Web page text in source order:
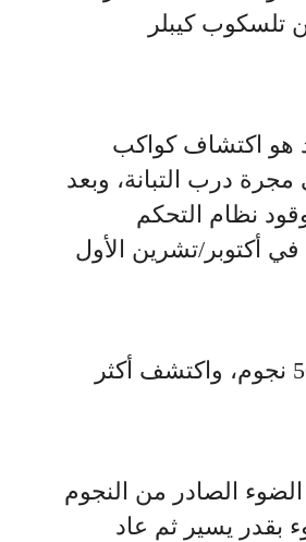
تلسكوب كيبلر
2009 بهدف واحد هو اكتشاف كواكب
درب التبانة، وبعد
نظام التحكم
أكتوبر/تشرين الأول
وفي أثناء ذلك لاحظ كيبلر 530 ألفا و506 نجوم، واكتشف أكثر
الصادر من النجوم
بقدر يسير ثم عاد